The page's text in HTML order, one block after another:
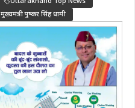
मुख्यमंत्री पुष्कर सिंह धामी